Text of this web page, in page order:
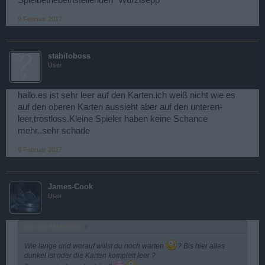
sonst was?
Kommt das Schädelevent nochmal? Wird das geraubte Blut runter
Es wäre wirklich mal schön, wenn von irgendwo mal eine richtige
Vielen Dank
MfG
9 Februar 2017
stabiloboss
User
hallo.es ist sehr leer auf den Karten.ich weiß nicht wie es
auf den oberen Karten aussieht aber auf den unteren-
leer,trostloss.Kleine Spieler haben keine Schance
mehr..sehr schade
9 Februar 2017
James-Cook
User
↑
Wie lange und worauf willst du noch warten
? Bis hier alles
dunkel ist oder die Karten komplett leer ?